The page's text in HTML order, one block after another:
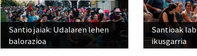
Santio jaiak: Udalaren lehen
balorazioa
Santioak
ikusgarria